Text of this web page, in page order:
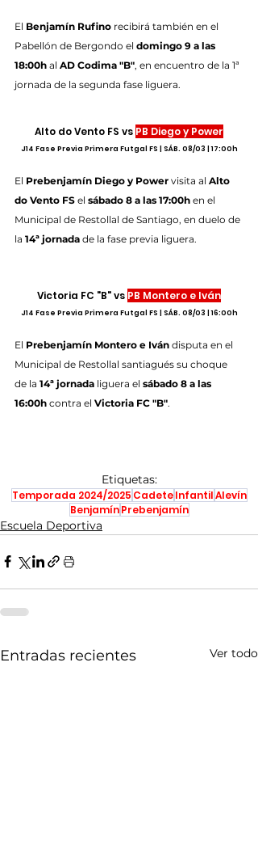
El Benjamín Rufino recibirá también en el
Pabellón de Bergondo el domingo 9 a las
18:00h al AD Codima "B", en encuentro de la 1ª
jornada de la segunda fase liguera.
Alto do Vento FS vs PB Diego y Power
J14 Fase Previa Primera Futgal FS | SÁB. 08/03 | 17:00h
El Prebenjamín Diego y Power visita al Alto
do Vento FS el sábado 8 a las 17:00h en el
Municipal de Restollal de Santiago, en duelo de
la 14ª jornada de la fase previa liguera.
Victoria FC "B" vs PB Montero e Iván
J14 Fase Previa Primera Futgal FS | SÁB. 08/03 | 16:00h
El Prebenjamín Montero e Iván disputa en el
Municipal de Restollal santiagués su choque
de la 14ª jornada liguera el sábado 8 a las
16:00h contra el Victoria FC "B".
Etiquetas:
Temporada 2024/2025 Cadete InfantilAlevín
Benjamín Prebenjamín
Escuela Deportiva
Entradas recientes Ver todo